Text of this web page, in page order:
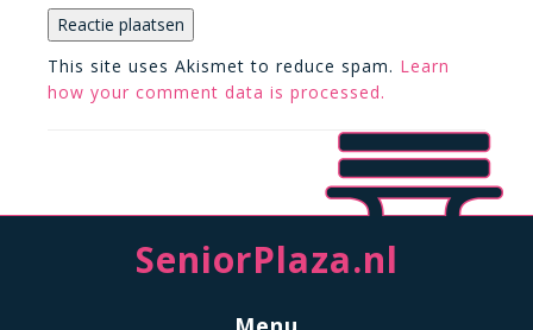
This site uses Akismet to reduce spam. Learn
how your comment data is processed.
SeniorPlaza.nl